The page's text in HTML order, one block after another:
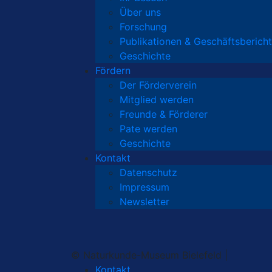
Über uns
Forschung
Publikationen &
Geschichte
Fördern
Der Förderverein
Mitglied werden
Freunde & Förderer
Pate werden
Geschichte
Kontakt
Datenschutz
Impressum
Newsletter
© Naturkunde-Museum Bielefeld |
Kontakt